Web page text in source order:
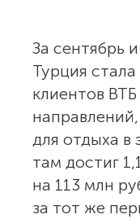
За сентябрь
Турция
клиентов
для отдыха в
там достиг
на 113 млн
за тот же